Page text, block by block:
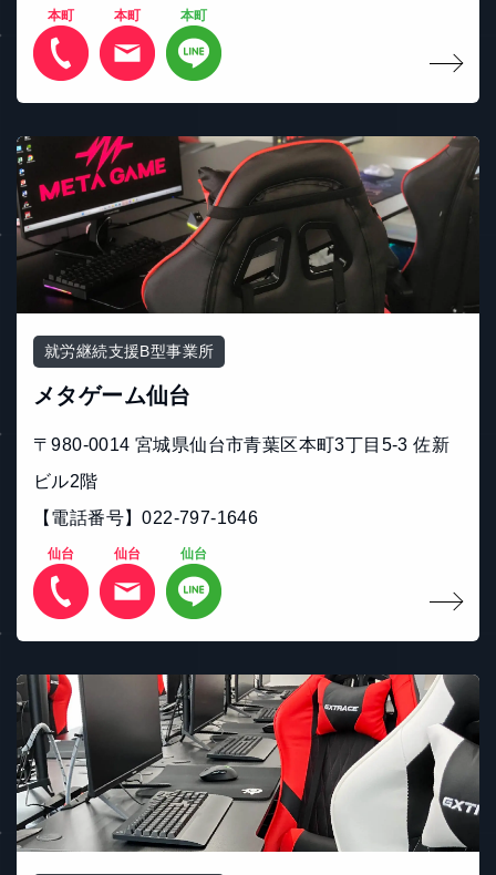
本町 本町 本町
就労継続支援B型事業所
メタゲーム仙台
〒980-0014 宮城県仙台市青葉区本町3丁目5-3 佐新
ビル2階
【電話番号】022-797-1646
仙台 仙台 仙台